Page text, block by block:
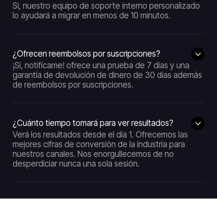
Sí, nuestro equipo de soporte interno personalizado
lo ayudará a migrar en menos de 10 minutos.
¿Ofrecen reembolsos por suscripciones?
¡Sí, notifícame! ofrece una prueba de 7 días y una
garantía de devolución de dinero de 30 días además
de reembolsos por suscripciones.
¿Cuánto tiempo tomará para ver resultados?
Verá los resultados desde el día 1. Ofrecemos las
mejores cifras de conversión de la industria para
nuestros canales. Nos enorgullecemos de no
desperdiciar nunca una sola sesión.